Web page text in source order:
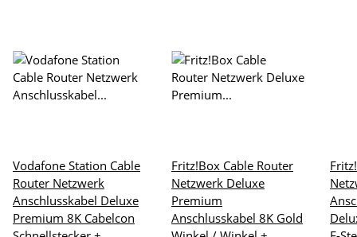
Vodafone Station Cable
Router Netzwerk
Anschlusskabel Deluxe
Premium 8K Cabelcon
Fritz!Box Cable Router
Netzwerk Deluxe
Premium
Anschlusskabel 8K Gold